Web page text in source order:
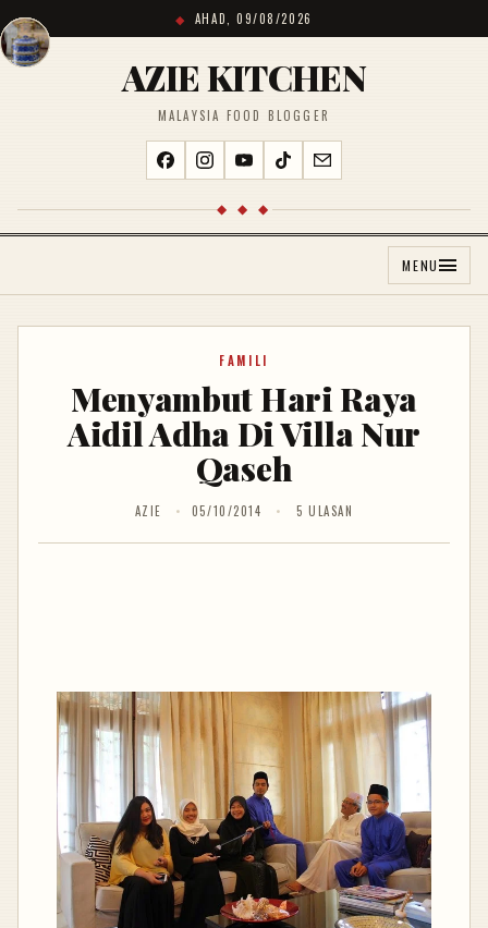
AHAD, 09/08/2026
AZIE KITCHEN
MALAYSIA FOOD BLOGGER
◆ ◆ ◆
MENU
FAMILI
Menyambut Hari Raya
Aidil Adha Di Villa Nur
Qaseh
AZIE 05/10/2014 5 ULASAN